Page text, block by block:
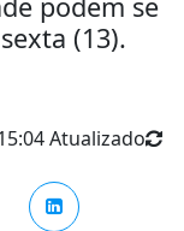
(13).
Atualizado